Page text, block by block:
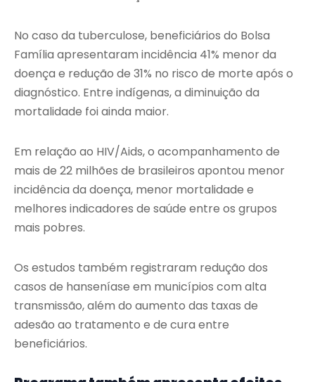
No caso da tuberculose, beneficiários do Bolsa
Família apresentaram incidência 41% menor da
doença e redução de 31% no risco de morte após o
diagnóstico. Entre indígenas, a diminuição da
mortalidade foi ainda maior.
Em relação ao HIV/Aids, o acompanhamento de
mais de 22 milhões de brasileiros apontou menor
incidência da doença, menor mortalidade e
melhores indicadores de saúde entre os grupos
mais pobres.
Os estudos também registraram redução dos
casos de hanseníase em municípios com alta
transmissão, além do aumento das taxas de
adesão ao tratamento e de cura entre
beneficiários.